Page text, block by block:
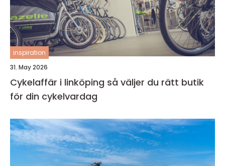
inspiration
31. May 2026
Cykelaffär i linköping så väljer du rätt butik
för din cykelvardag